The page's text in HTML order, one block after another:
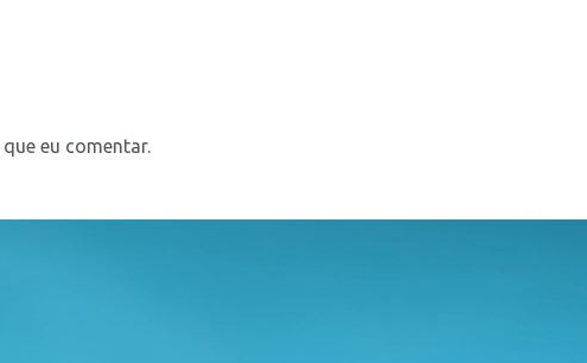
eu comentar.